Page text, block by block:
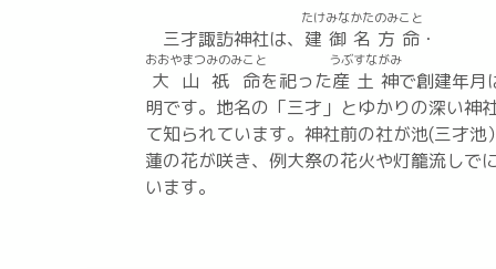
三才諏訪神社は、 建御名方命
たけみなかたのみこと
・
大山祇命
おおやまつみのみこと
を祀った産土神
うぶすながみ
で創建年月
明です。地名の「三才」とゆかりの深い神
て知られています。神社前の社が池(三才池
蓮の花が咲き、例大祭の花火や灯籠流しで
います。